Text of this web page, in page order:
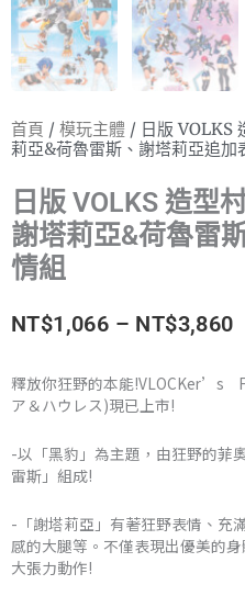
首頁 / 模玩主體 / 日版 VOLKS
莉亞&荷魯雷斯、謝塔莉亞追加
日版 VOLKS 造型
謝塔莉亞&荷魯雷
情組
NT$1,066 – NT$3,860價
釋放你狂野的本能!VLOCKer’s
ア＆ハウレス)現已上市!
-以「黑豹」為主題，由狂野的菲
雷斯」組成!
-「謝塔莉亞」有著狂野表情、充
感的大腿等。不僅表現出優美的
大張力動作!